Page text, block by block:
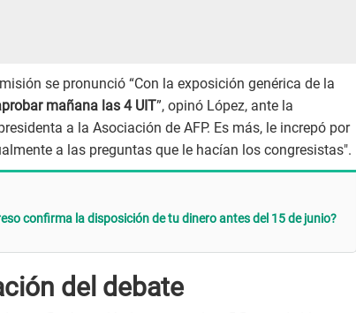
se pronunció “Con la exposición genérica de la
mañana las 4 UIT”, opinó López, ante la
a la Asociación de AFP. Es más, le increpó por
a las preguntas que le hacían los congresistas".
confirma la disposición de tu dinero antes del 15 de junio?
del debate